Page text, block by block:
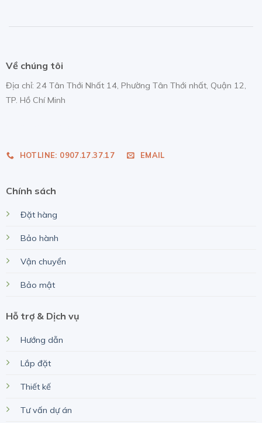
Về chúng tôi
Địa chỉ: 24 Tân Thới Nhất 14, Phường Tân Thới nhất, Quận 12,
TP. Hồ Chí Minh
HOTLINE: 0907.17.37.17 EMAIL
Chính sách
Đặt hàng
Bảo hành
Vận chuyển
Bảo mật
Hỗ trợ & Dịch vụ
Hướng dẫn
Lắp đặt
Thiết kế
Tư vấn dự án